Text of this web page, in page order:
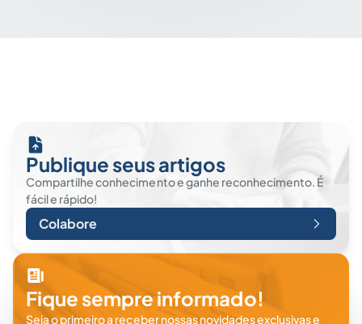
Publique seus artigos
Compartilhe conhecimento e ganhe reconhecimento. É
fácil e rápido!
Colabore
Fique sempre informado!
Seja o primeiro a receber nossas novidades exclusivas e